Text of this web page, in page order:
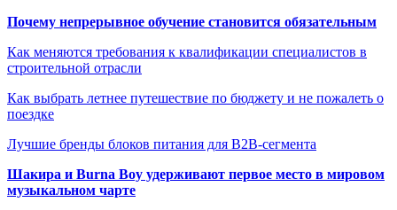
Почему непрерывное обучение становится обязательным
Как меняются требования к квалификации специалистов в
строительной отрасли
Как выбрать летнее путешествие по бюджету и не пожалеть о
поездке
Лучшие бренды блоков питания для B2B-сегмента
Шакира и Burna Boy удерживают первое место в мировом
музыкальном чарте